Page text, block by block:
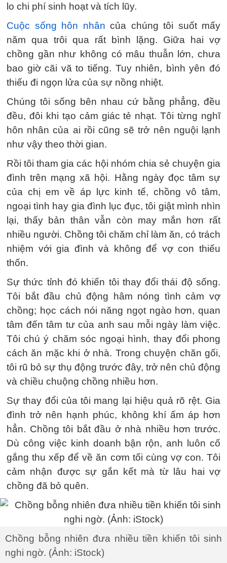
lo chi phí sinh hoạt và tích lũy.
Cuộc sống hôn nhân của chúng tôi suốt mấy
năm qua trôi qua rất bình lặng. Giữa hai vợ
chồng gần như không có mâu thuẫn lớn, chưa
bao giờ cãi vã to tiếng. Tuy nhiên, bình yên đó
thiếu đi ngọn lửa của sự nồng nhiệt.
Chúng tôi sống bên nhau cứ bằng phẳng, đều
đều, đôi khi tạo cảm giác tẻ nhạt. Tôi từng nghĩ
hôn nhân của ai rồi cũng sẽ trở nên nguội lạnh
như vậy theo thời gian.
Rồi tôi tham gia các hội nhóm chia sẻ chuyện gia
đình trên mạng xã hội. Hằng ngày đọc tâm sự
của chị em về áp lực kinh tế, chồng vô tâm,
ngoại tình hay gia đình lục đục, tôi giật mình nhìn
lại, thấy bản thân vẫn còn may mắn hơn rất
nhiều người. Chồng tôi chăm chỉ làm ăn, có trách
nhiệm với gia đình và không để vợ con thiếu
thốn.
Sự thức tỉnh đó khiến tôi thay đổi thái độ sống.
Tôi bắt đầu chủ động hâm nóng tình cảm vợ
chồng; học cách nói năng ngọt ngào hơn, quan
tâm đến tâm tư của anh sau mỗi ngày làm việc.
Tôi chú ý chăm sóc ngoại hình, thay đổi phong
cách ăn mặc khi ở nhà. Trong chuyện chăn gối,
tôi rũ bỏ sự thụ động trước đây, trở nên chủ động
và chiều chuộng chồng nhiều hơn.
Sự thay đổi của tôi mang lại hiệu quả rõ rệt. Gia
đình trở nên hạnh phúc, không khí ấm áp hơn
hẳn. Chồng tôi bắt đầu ở nhà nhiều hơn trước.
Dù công việc kinh doanh bận rộn, anh luôn cố
gắng thu xếp để về ăn cơm tối cùng vợ con. Tôi
cảm nhận được sự gắn kết mà từ lâu hai vợ
chồng đã bỏ quên.
Chồng bỗng nhiên đưa nhiều tiền khiến tôi sinh
nghi ngờ. (Ảnh: iStock)